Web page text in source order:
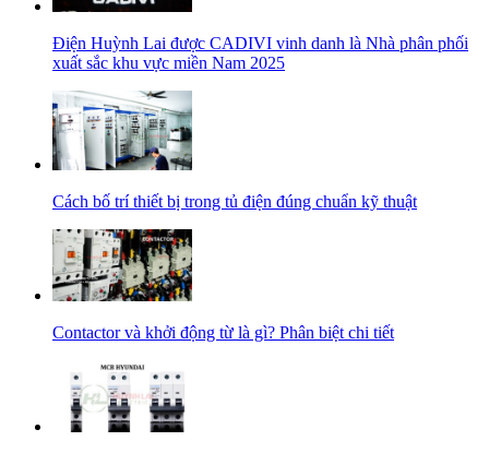
Điện Huỳnh Lai được CADIVI vinh danh là Nhà phân phối
xuất sắc khu vực miền Nam 2025
Cách bố trí thiết bị trong tủ điện đúng chuẩn kỹ thuật
Contactor và khởi động từ là gì? Phân biệt chi tiết